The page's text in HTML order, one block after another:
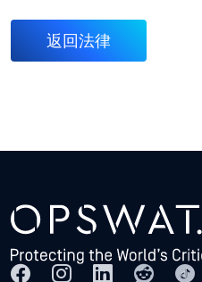
返回法律